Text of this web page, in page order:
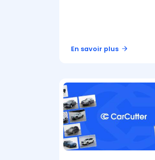
En savoir plus